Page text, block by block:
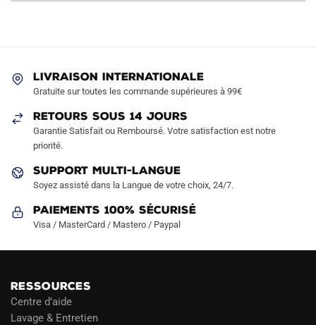
LIVRAISON INTERNATIONALE
Gratuite sur toutes les commande supérieures à 99€
RETOURS SOUS 14 JOURS
Garantie Satisfait ou Remboursé. Votre satisfaction est notre
priorité.
SUPPORT MULTI-LANGUE
Soyez assisté dans la Langue de votre choix, 24/7.
Paiements 100% Sécurisé
Visa / MasterCard / Mastero / Paypal
RESSOURCES
Centre d’aide
Lavage & Entretien